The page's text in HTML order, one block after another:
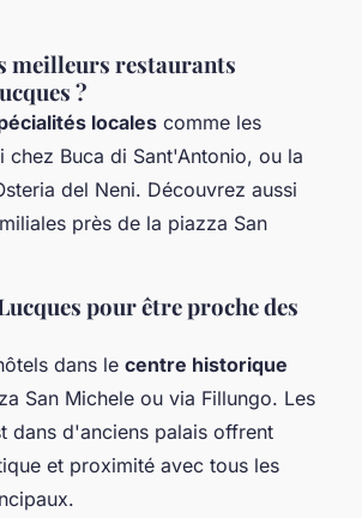
meilleurs restaurants
?
locales comme les
chez Buca di Sant'Antonio, ou la
del Neni. Découvrez aussi
près de la piazza San
pour être proche des
dans le centre historique
San Michele ou via Fillungo. Les
dans d'anciens palais offrent
et proximité avec tous les